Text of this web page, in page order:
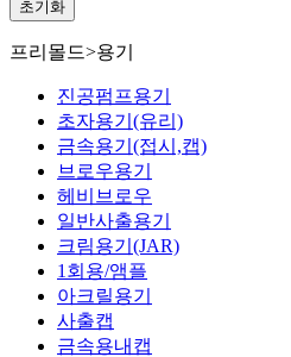
초기화
프리몰드>용기
진공펌프용기
초자용기(유리)
금속용기(접시,캡)
브로우용기
헤비브로우
일반사출용기
크림용기(JAR)
1회용/앰플
아크릴용기
사출캡
금속용내캡